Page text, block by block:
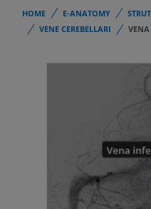
HOME E-ANATOMY
VENE CEREBELLARI
VENA